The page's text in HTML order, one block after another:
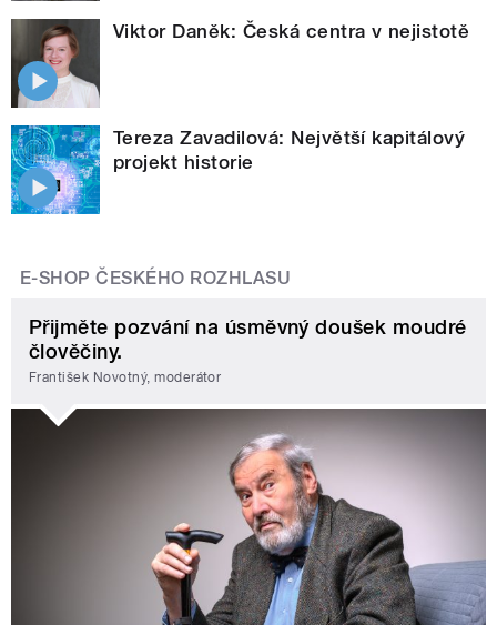
Viktor Daněk: Česká centra v nejistotě
Tereza Zavadilová: Největší kapitálový
projekt historie
E-SHOP ČESKÉHO ROZHLASU
Přijměte pozvání na úsměvný doušek moudré
člověčiny.
František Novotný, moderátor